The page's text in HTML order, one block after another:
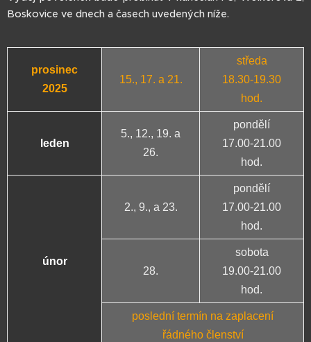
Boskovice ve dnech a časech uvedených níže.
prosinec
2025
15., 17. a 21.
středa
18.30-19.30
hod.
leden
5., 12., 19. a
26.
pondělí
17.00-21.00
hod.
únor
2., 9., a 23.
pondělí
17.00-21.00
hod.
28.
sobota
19.00-21.00
hod.
poslední termín na zaplacení
řádného členství